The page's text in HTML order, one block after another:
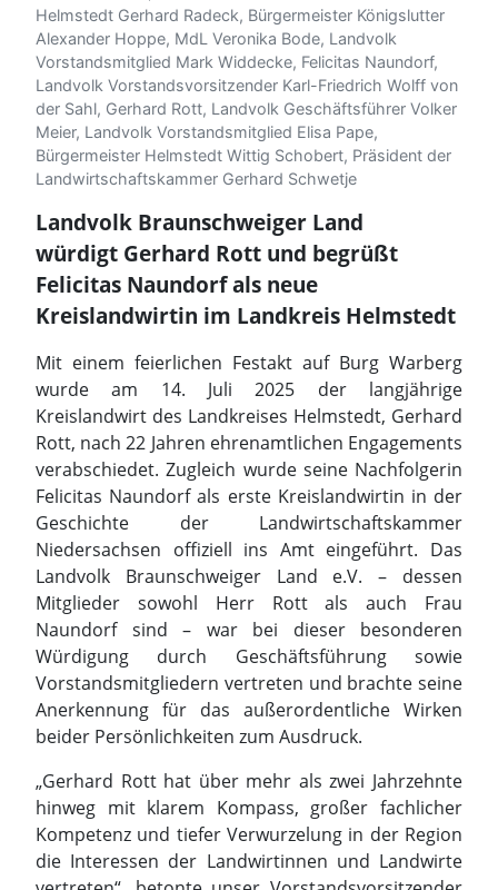
Helmstedt Gerhard Radeck, Bürgermeister Königslutter
Alexander Hoppe, MdL Veronika Bode, Landvolk
Vorstandsmitglied Mark Widdecke, Felicitas Naundorf,
Landvolk Vorstandsvorsitzender Karl-Friedrich Wolff von
der Sahl, Gerhard Rott, Landvolk Geschäftsführer Volker
Meier, Landvolk Vorstandsmitglied Elisa Pape,
Bürgermeister Helmstedt Wittig Schobert, Präsident der
Landwirtschaftskammer Gerhard Schwetje
Landvolk Braunschweiger Land
würdigt Gerhard Rott und begrüßt
Felicitas Naundorf als neue
Kreislandwirtin im Landkreis Helmstedt
Mit einem feierlichen Festakt auf Burg Warberg
wurde am 14. Juli 2025 der langjährige
Kreislandwirt des Landkreises Helmstedt, Gerhard
Rott, nach 22 Jahren ehrenamtlichen Engagements
verabschiedet. Zugleich wurde seine Nachfolgerin
Felicitas Naundorf als erste Kreislandwirtin in der
Geschichte der Landwirtschaftskammer
Niedersachsen offiziell ins Amt eingeführt. Das
Landvolk Braunschweiger Land e.V. – dessen
Mitglieder sowohl Herr Rott als auch Frau
Naundorf sind – war bei dieser besonderen
Würdigung durch Geschäftsführung sowie
Vorstandsmitgliedern vertreten und brachte seine
Anerkennung für das außerordentliche Wirken
beider Persönlichkeiten zum Ausdruck.
„Gerhard Rott hat über mehr als zwei Jahrzehnte
hinweg mit klarem Kompass, großer fachlicher
Kompetenz und tiefer Verwurzelung in der Region
die Interessen der Landwirtinnen und Landwirte